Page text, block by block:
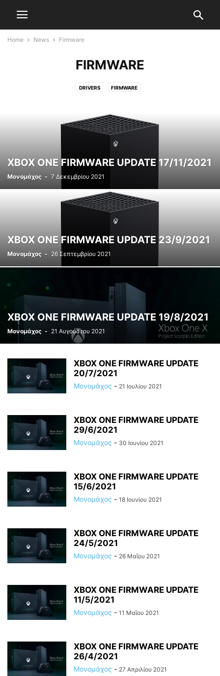
Home News Firmware
FIRMWARE
DRIVERS FIRMWARE
XBOX ONE FIRMWARE UPDATE 17/11/2021
Μονομάχος - 7 Δεκεμβρίου 2021
XBOX ONE FIRMWARE UPDATE 23/9/2021
Μονομάχος - 26 Σεπτεμβρίου 2021
XBOX ONE FIRMWARE UPDATE 19/8/2021
Μονομάχος - 21 Αυγούστου 2021
XBOX ONE FIRMWARE UPDATE
20/7/2021
Μονομάχος - 21 Ιουλίου 2021
XBOX ONE FIRMWARE UPDATE
29/6/2021
Μονομάχος - 30 Ιουνίου 2021
XBOX ONE FIRMWARE UPDATE
15/6/2021
Μονομάχος - 18 Ιουνίου 2021
XBOX ONE FIRMWARE UPDATE
24/5/2021
Μονομάχος - 26 Μαΐου 2021
XBOX ONE FIRMWARE UPDATE
11/5/2021
Μονομάχος - 11 Μαΐου 2021
XBOX ONE FIRMWARE UPDATE
26/4/2021
Μονομάχος - 27 Απριλίου 2021